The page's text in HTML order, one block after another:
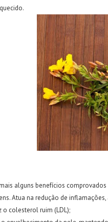
alguns benefícios comprovados
Atua na redução de
o colesterol ruim (LDL);